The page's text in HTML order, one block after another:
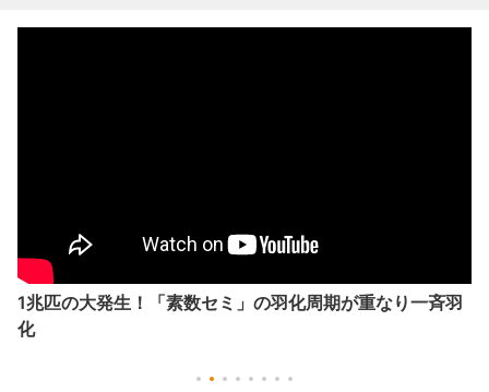
1兆匹の大発生！「素数セミ」の羽化周期が重なり一斉羽
化